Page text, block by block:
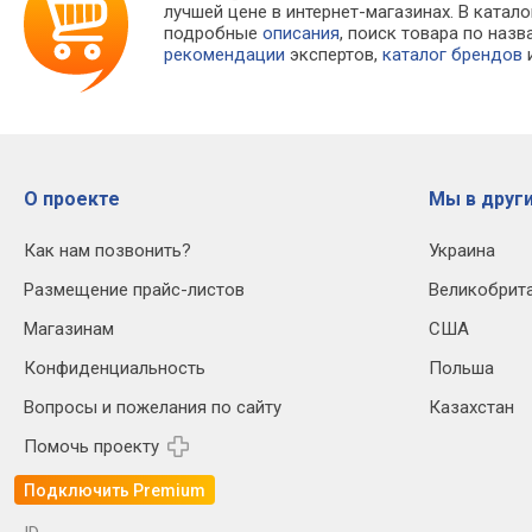
лучшей цене в интернет-магазинах. В
подробныеописания, поиск товара по
рекомендации экспертов,каталог брендов
О проекте
Как нам позвонить?
Размещение прайс-листов
Магазинам
Конфиденциальность
Вопросы и пожелания по сайту
Помочь проекту
Подключить Premium
Мы в
Украина
США
Польша
Казахстан